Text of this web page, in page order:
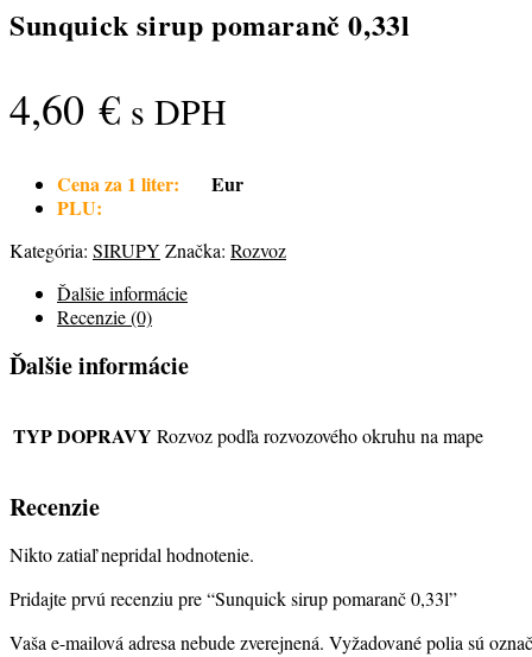
0,33l
Sunquick sirup pomaranč 0,33l
4,60 € s DPH
Cena za 1 liter: Eur
PLU:
Kategória: SIRUPY Značka: Rozvoz
Ďalšie informácie
Recenzie (0)
Ďalšie informácie
TYP DOPRAVY Rozvoz podľa rozvozového okruhu na mape
Recenzie
Nikto zatiaľ nepridal hodnotenie.
Pridajte prvú recenziu pre “Sunquick sirup pomaranč 0,33l”
Vaša e-mailová adresa nebude zverejnená. Vyžadované polia sú